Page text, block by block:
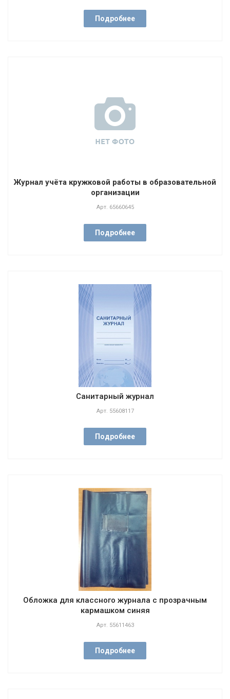
Подробнее
Журнал учёта кружковой работы в образовательной
организации
Арт. 65660645
Подробнее
Санитарный журнал
Арт. 55608117
Подробнее
Обложка для классного журнала с прозрачным
кармашком синяя
Арт. 55611463
Подробнее